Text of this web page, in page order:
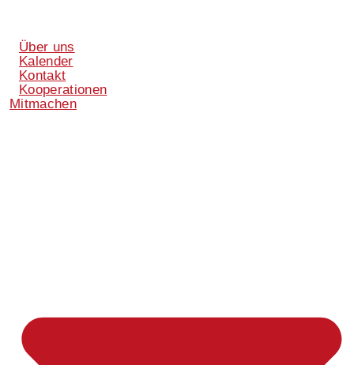
Über uns
Kalender
Kontakt
Kooperationen
Mitmachen